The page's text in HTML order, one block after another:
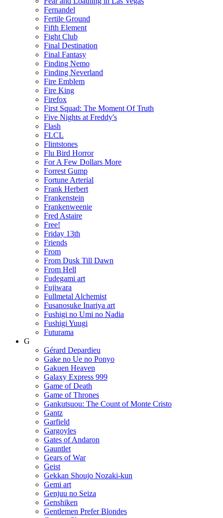
Fernandel
Fertile Ground
Fifth Element
Fight Club
Final Destination
Final Fantasy
Finding Nemo
Finding Neverland
Fire Emblem
Fire King
Firefox
First Squad: The Moment Of Truth
Five Nights at Freddy's
Flash
FLCL
Flintstones
Flu Bird Horror
For A Few Dollars More
Forrest Gump
Fortune Arterial
Frank Herbert
Frankenstein
Frankenweenie
Fred Astaire
Free!
Friday 13th
Friends
From
From Dusk Till Dawn
From Hell
Fudegami art
Fujiwara
Fullmetal Alchemist
Fusanosuke Inariya art
Fushigi no Umi no Nadia
Fushigi Yuugi
Futurama
G
Gérard Depardieu
Gake no Ue no Ponyo
Gakuen Heaven
Galaxy Express 999
Game of Death
Game of Thrones
Gankutsuou: The Count of Monte Cristo
Gantz
Garfield
Gargoyles
Gates of Andaron
Gauntlet
Gears of War
Geist
Gekkan Shoujo Nozaki-kun
Gemi art
Genjuu no Seiza
Genshiken
Gentlemen Prefer Blondes